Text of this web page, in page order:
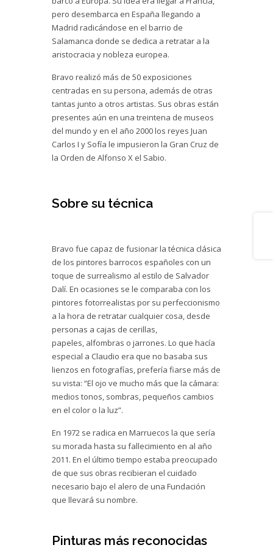
pero desembarca en España llegando a
Madrid radicándose en el barrio de
Salamanca donde se dedica a retratar a la
aristocracia y nobleza europea.
Bravo realizó más de 50 exposiciones
centradas en su persona, además de otras
tantas junto a otros artistas. Sus obras están
presentes aún en una treintena de museos
del mundo y en el año 2000 los reyes Juan
Carlos I y Sofía le impusieron la Gran Cruz de
la Orden de Alfonso X el Sabio.
Sobre su técnica
Bravo fue capaz de fusionar la técnica clásica
de los pintores barrocos españoles con un
toque de surrealismo al estilo de Salvador
Dalí. En ocasiones se le comparaba con los
pintores fotorrealistas por su perfeccionismo
a la hora de retratar cualquier cosa, desde
personas a cajas de cerillas,
papeles, alfombras o jarrones. Lo que hacía
especial a Claudio era que no basaba sus
lienzos en fotografías, prefería fiarse más de
su vista: “El ojo ve mucho más que la cámara:
medios tonos, sombras, pequeños cambios
en el color o la luz”.
En 1972 se radica en Marruecos la que sería
su morada hasta su fallecimiento en al año
2011. En el último tiempo estaba preocupado
de que sus obras recibieran el cuidado
necesario bajo el alero de una Fundación
que llevará su nombre.
Pinturas más reconocidas